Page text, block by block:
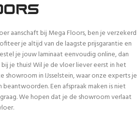
aanschaft bij Mega Floors, ben je verzekerd
je altijd van de laagste prijsgarantie en
je jouw laminaat eenvoudig online, dan
je thuis! Wil je de vloer liever eerst in het
showroom in IJsselstein, waar onze experts je
beantwoorden. Een afspraak maken is niet
We hopen dat je de showroom verlaat